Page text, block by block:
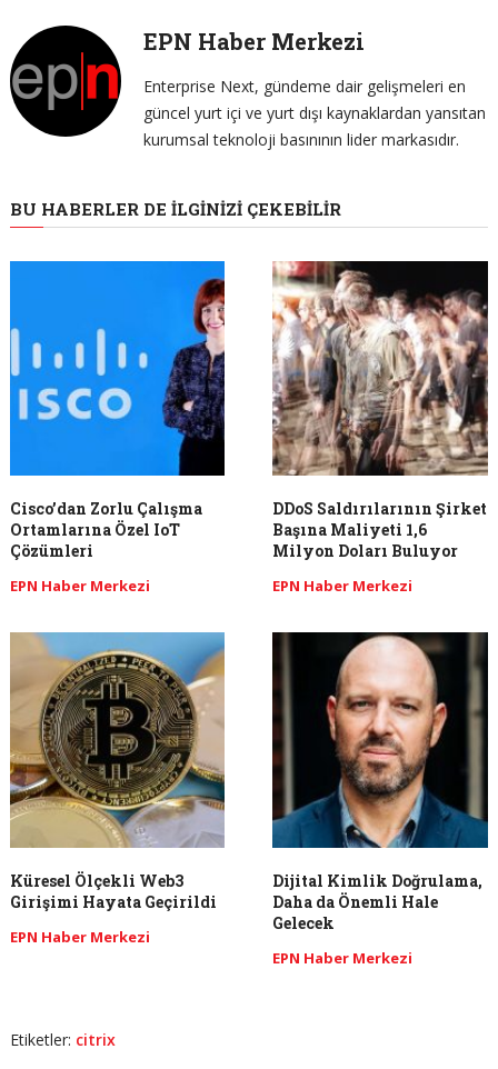
EPN Haber Merkezi
Enterprise Next, gündeme dair gelişmeleri en
güncel yurt içi ve yurt dışı kaynaklardan yansıtan
kurumsal teknoloji basınının lider markasıdır.
BU HABERLER DE İLGINIZI ÇEKEBILIR
Cisco’dan Zorlu Çalışma
Ortamlarına Özel IoT
Çözümleri
EPN Haber Merkezi
DDoS Saldırılarının Şirket
Başına Maliyeti 1,6
Milyon Doları Buluyor
EPN Haber Merkezi
Küresel Ölçekli Web3
Girişimi Hayata Geçirildi
EPN Haber Merkezi
Dijital Kimlik Doğrulama,
Daha da Önemli Hale
Gelecek
EPN Haber Merkezi
Etiketler: citrix